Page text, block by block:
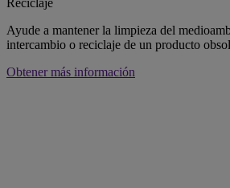
Reciclaje
Ayude a mantener la limpieza del
intercambio o reciclaje de un producto
Obtener más información